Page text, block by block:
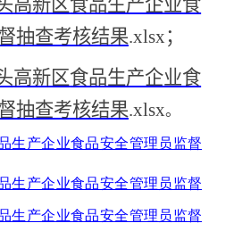
高新区食品生产企业食
抽查考核结果.xlsx；
高新区食品生产企业食
抽查考核结果.xlsx。
生产企业食品安全管理员监督
生产企业食品安全管理员监督
生产企业食品安全管理员监督